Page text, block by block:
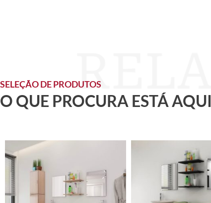
SELEÇÃO DE PRODUTOS
O QUE PROCURA ESTÁ